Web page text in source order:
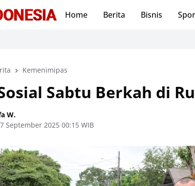
Home Berita Bisnis
Kemenimipas
Sabtu Berkah di
W.
September 2025 00:15 WIB